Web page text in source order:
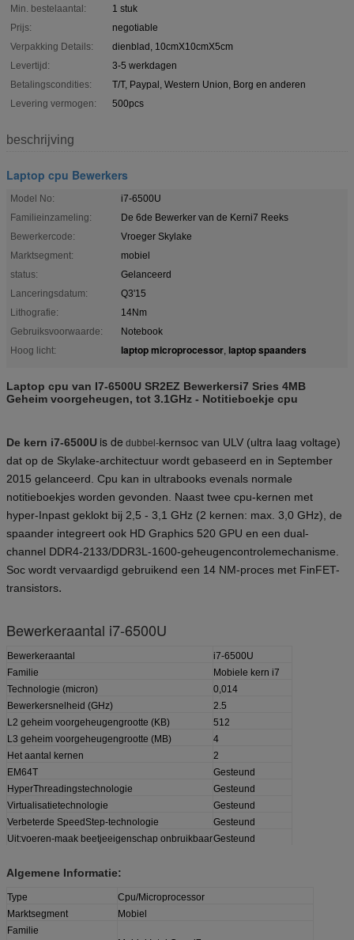
Min. bestelaantal:
1 stuk
Prijs:
negotiable
Verpakking Details:
dienblad, 10cmX10cmX5cm
Levertijd:
3-5 werkdagen
Betalingscondities:
T/T, Paypal, Western Union, Borg en anderen
Levering vermogen:
500pcs
beschrijving
Laptop cpu Bewerkers
Model No:
i7-6500U
Familieinzameling:
De 6de Bewerker van de Kerni7 Reeks
Bewerkercode:
Vroeger Skylake
Marktsegment:
mobiel
status:
Gelanceerd
Lanceringsdatum:
Q3'15
Lithografie:
14Nm
Gebruiksvoorwaarde:
Notebook
Hoog licht:
laptop microprocessor, laptop spaanders
Laptop cpu van I7-6500U SR2EZ Bewerkersi7 Sries 4MB
Geheim voorgeheugen, tot 3.1GHz - Notitieboekje cpu
De kern i7-6500U is de dubbel-kernsoc van ULV (ultra laag voltage)
dat op de Skylake-architectuur wordt gebaseerd en in September
2015 gelanceerd. Cpu kan in ultrabooks evenals normale
notitieboekjes worden gevonden. Naast twee cpu-kernen met
hyper-Inpast geklokt bij 2,5 - 3,1 GHz (2 kernen: max. 3,0 GHz), de
spaander integreert ook HD Graphics 520 GPU en een dual-
channel DDR4-2133/DDR3L-1600-geheugencontrolemechanisme.
Soc wordt vervaardigd gebruikend een 14 NM-proces met FinFET-
transistors.
Bewerkeraantal i7-6500U
Bewerkeraantal
i7-6500U
Familie
Mobiele kern i7
Technologie (micron)
0,014
Bewerkersnelheid (GHz)
2.5
L2 geheim voorgeheugengrootte (KB)
512
L3 geheim voorgeheugengrootte (MB)
4
Het aantal kernen
2
EM64T
Gesteund
HyperThreadingstechnologie
Gesteund
Virtualisatietechnologie
Gesteund
Verbeterde SpeedStep-technologie
Gesteund
Uit:voeren-maak beetjeeigenschap onbruikbaarGesteund
Algemene Informatie:
Type
Cpu/Microprocessor
Marktsegment
Mobiel
Familie